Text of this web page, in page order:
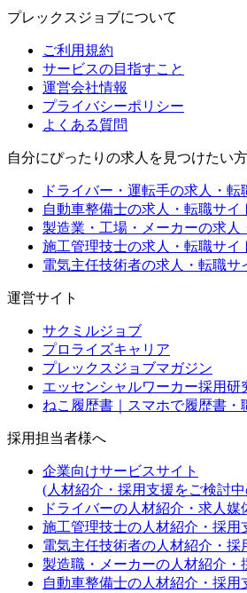
プレックスジョブについて
ご利用規約
サービスの目指すこと
運営会社情報
プライバシーポリシー
よくある質問
自分にぴったりの求人を見つけたい
ドライバー・運転手の求人・転
自動車整備士の求人・転職サイ
製造業・工場・メーカーの求人
施工管理技士の求人・転職サイ
電気主任技術者の求人・転職サ
運営サイト
サクミルジョブ
プロライズキャリア
プレックスジョブマガジン
エッセンシャルワーカー採用研
ねこ履歴書｜スマホで履歴書・
採用担当者様へ
企業向けサービスサイト
(人材紹介・採用支援をご検討
ドライバーの人材紹介・求人媒
施工管理技士の人材紹介・採用
電気主任技術者の人材紹介・採
製造職・メーカーの人材紹介・
自動車整備士の人材紹介・採用